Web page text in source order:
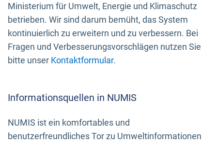
Ministerium für Umwelt, Energie und Klimaschutz
betrieben. Wir sind darum bemüht, das System
kontinuierlich zu erweitern und zu verbessern. Bei
Fragen und Verbesserungsvorschlägen nutzen Sie
bitte unser Kontaktformular.
Informationsquellen in NUMIS
NUMIS ist ein komfortables und
benutzerfreundliches Tor zu Umweltinformationen